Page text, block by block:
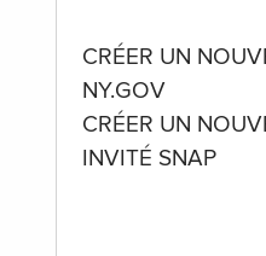
CRÉER UN
NY.GOV
CRÉER UN
INVITÉ SNAP